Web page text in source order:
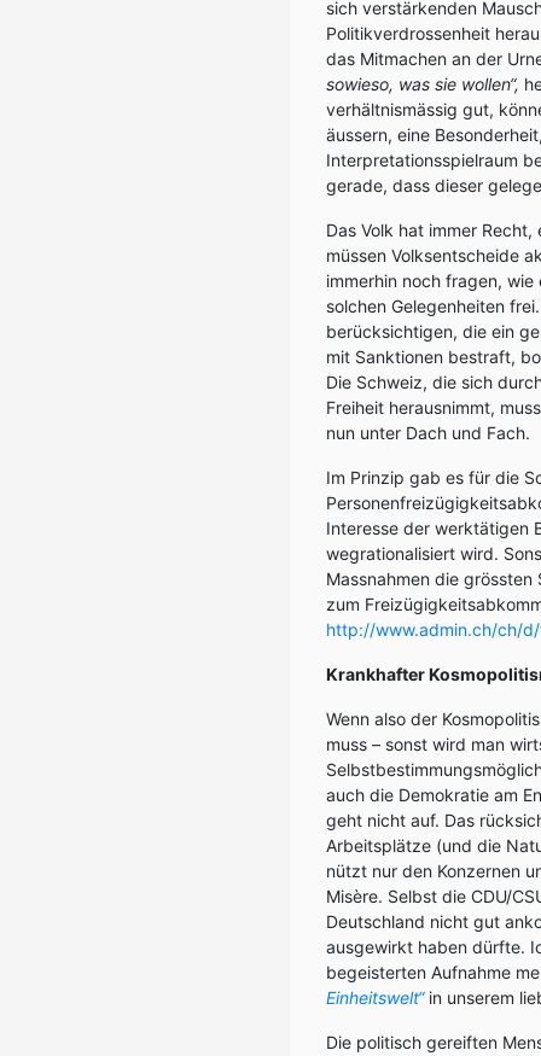
sich verstärkenden
Politikverdrossenheit
das Mitmachen an der
sowieso, was sie wollen“,
verhältnismässig gut,
äussern, eine
Interpretationsspielraum
gerade, dass dieser
Das Volk hat immer
müssen Volksentscheide
immerhin noch fragen,
solchen Gelegenheiten
berücksichtigen, die ein
mit Sanktionen bestraft,
Die Schweiz, die sich
Freiheit herausnimmt,
nun unter Dach und Fach.
Im Prinzip gab es für die
Interesse der werktätigen
wegrationalisiert wird.
Massnahmen die
zum
http://www.admin.ch/ch/
Krankhafter
Wenn also der
muss – sonst wird man
auch die Demokratie am
geht nicht auf. Das
Arbeitsplätze (und die
nützt nur den Konzernen
Misère. Selbst die CDU/
Deutschland nicht gut
ausgewirkt haben dürfte.
begeisterten Aufnahme
Einheitswelt“in unserem
Die politisch gereiften